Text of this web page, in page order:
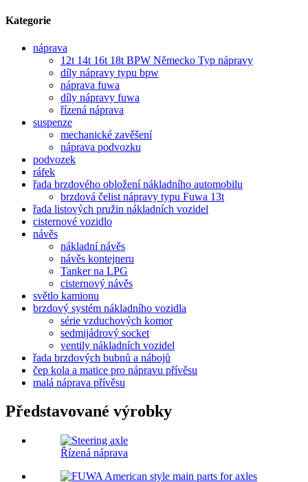
Kategorie
náprava
12t 14t 16t 18t BPW Německo Typ nápravy
díly nápravy typu bpw
náprava fuwa
díly nápravy fuwa
řízená náprava
suspenze
mechanické zavěšení
náprava podvozku
podvozek
ráfek
řada brzdového obložení nákladního automobilu
brzdová čelist nápravy typu Fuwa 13t
řada listových pružin nákladních vozidel
cisternové vozidlo
návěs
nákladní návěs
návěs kontejneru
Tanker na LPG
cisternový návěs
světlo kamionu
brzdový systém nákladního vozidla
série vzduchových komor
sedmijádrový socket
ventily nákladních vozidel
řada brzdových bubnů a nábojů
čep kola a matice pro nápravu přívěsu
malá náprava přívěsu
Představované výrobky
Řízená náprava